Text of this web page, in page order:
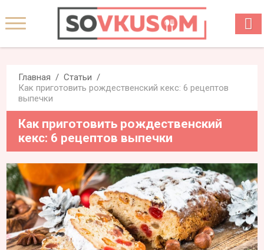
Главная
Статьи
Как приготовить рождественский кекс: 6 рецептов
выпечки
Как приготовить рождественский
кекс: 6 рецептов выпечки